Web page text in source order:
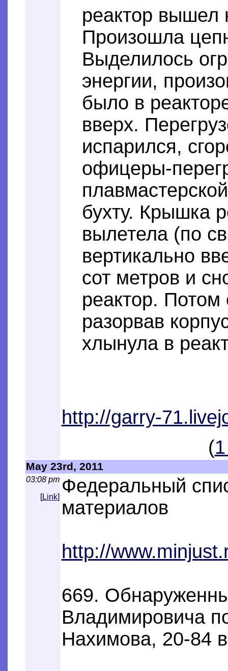
реактор вышел
Произошла
Выделилось
энергии,
было в
вверх.
испарился,
офицеры-
бухту. Крышка
вылетела (по
вертикально
сот метров и
реактор. Потом
разорвав
хлынула в
http://garry-
(
May 23rd, 2011
03:08 pm
[Link]
Федеральный
материалов
http://
669.
Владимировича
Нахимова, 20-84